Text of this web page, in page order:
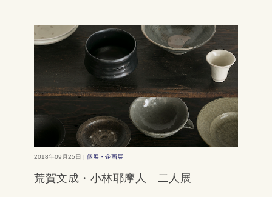
2018年09月25日 | 個展・企画展
荒賀文成・小林耶摩人 二人展